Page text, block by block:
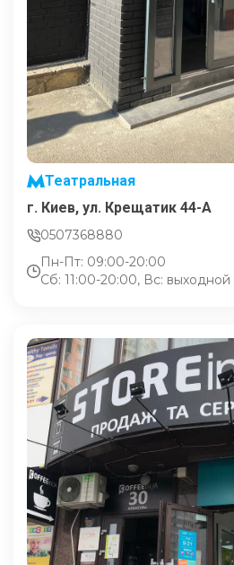
Театральная
г. Киев, ул. Крещатик 44-А
0507368880
Пн-Пт: 09:00-20:00
Сб: 11:00-20:00, Вс: выходной